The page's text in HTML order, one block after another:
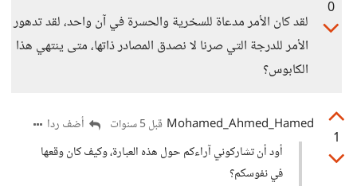
0
لقد كان الأمر مدعاة للسخرية والحسرة في آن واحد، لقد تدهور
الأمر للدرجة التي صرنا لا نصدق المصادر ذاتها، متى ينتهي هذا
الكابوس؟
1
Mohamed_Ahmed_Hamed قبل 5 سنوات
أضف ردا
أود أن تشاركوني آراءكم حول هذه العبارة، وكيف كان وقعها
في نفوسكم؟